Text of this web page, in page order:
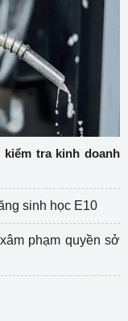
tra kinh doanh
sinh học E10
phạm quyền sở